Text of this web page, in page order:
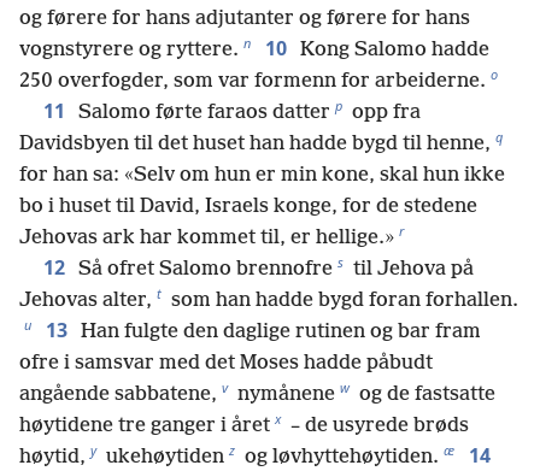
og førere for hans adjutanter og førere for hans
vognstyrere og ryttere. n 10 Kong Salomo hadde
250 overfogder, som var formenn for arbeiderne. o
11 Salomo førte faraos datter p opp fra
Davidsbyen til det huset han hadde bygd til henne, q
for han sa: «Selv om hun er min kone, skal hun ikke
bo i huset til David, Israels konge, for de stedene
Jehovas ark har kommet til, er hellige.» r
12 Så ofret Salomo brennofre s til Jehova på
Jehovas alter, t som han hadde bygd foran forhallen.
u 13 Han fulgte den daglige rutinen og bar fram
ofre i samsvar med det Moses hadde påbudt
angående sabbatene, v nymånene w og de fastsatte
høytidene tre ganger i året x – de usyrede brøds
høytid, y ukehøytiden z og løvhyttehøytiden. æ 14